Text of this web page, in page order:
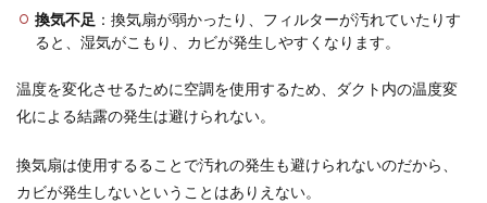
準備
したE
11
まと
換気不足 ：換気扇が弱かったり、フィルターが汚れていたりす
ると、湿気がこもり、カビが発生しやすくなります。
温度を変化させるために空調を使用するため、ダクト内の温度変
化による結露の発生は避けられない。
換気扇は使用するることで汚れの発生も避けられないのだから、
カビが発生しないということはありえない。